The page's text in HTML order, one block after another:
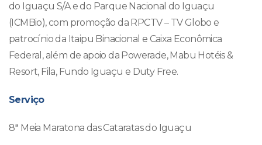
do Iguaçu S/A e do Parque Nacional do Iguaçu
(ICMBio), com promoção da RPCTV – TV Globo e
patrocínio da Itaipu Binacional e Caixa Econômica
Federal, além de apoio da Powerade, Mabu Hotéis &
Resort, Fila, Fundo Iguaçu e Duty Free.
Serviço
8ª Meia Maratona das Cataratas do Iguaçu